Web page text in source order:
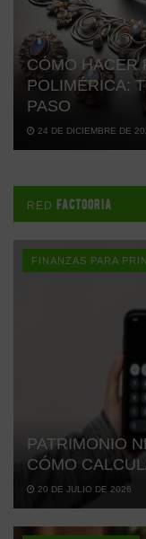
CÓMO HACER
POLIMÉRICA:
PASO
24 DE DICIEMBRE DE
RED FACTOORIA
FINANZAS PARA
PATRIMONIO
CÓMO
20 DE JULIO DE 2026